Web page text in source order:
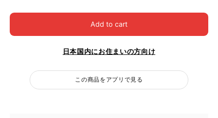
Add to cart
日本国内にお住まいの方向け
この商品をアプリで見る